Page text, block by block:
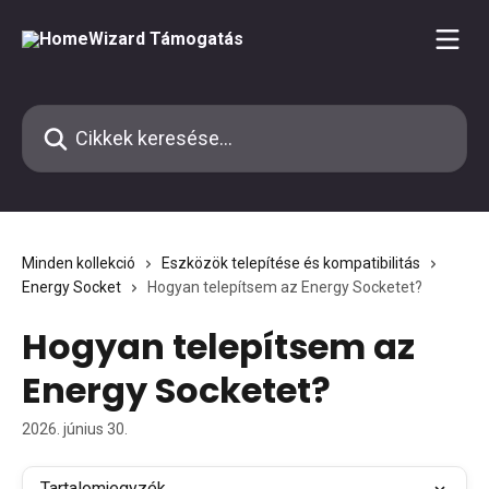
Cikkek keresése…
Minden kollekció
Eszközök telepítése és kompatibilitás
Energy Socket
Hogyan telepítsem az Energy Socketet?
Hogyan telepítsem az
Energy Socketet?
2026. június 30.